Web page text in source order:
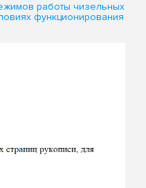
работы чизельных
функционирования